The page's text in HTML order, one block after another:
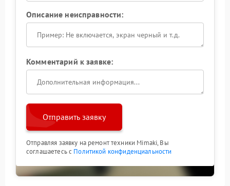
Описание неисправности:
Комментарий к заявке:
Отправить заявку
Отправляя заявку на ремонт техники Mimaki, Вы
соглашаетесь с Политикой конфиденциальности